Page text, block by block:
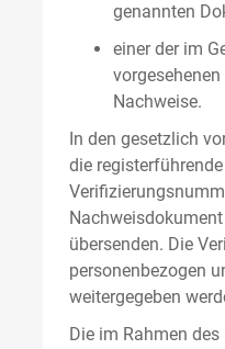
genannten
einer der im
Nachweise.
In den gesetzlich
die
übersenden. Die
personenbezogen
weitergegeben
Die im Rahmen